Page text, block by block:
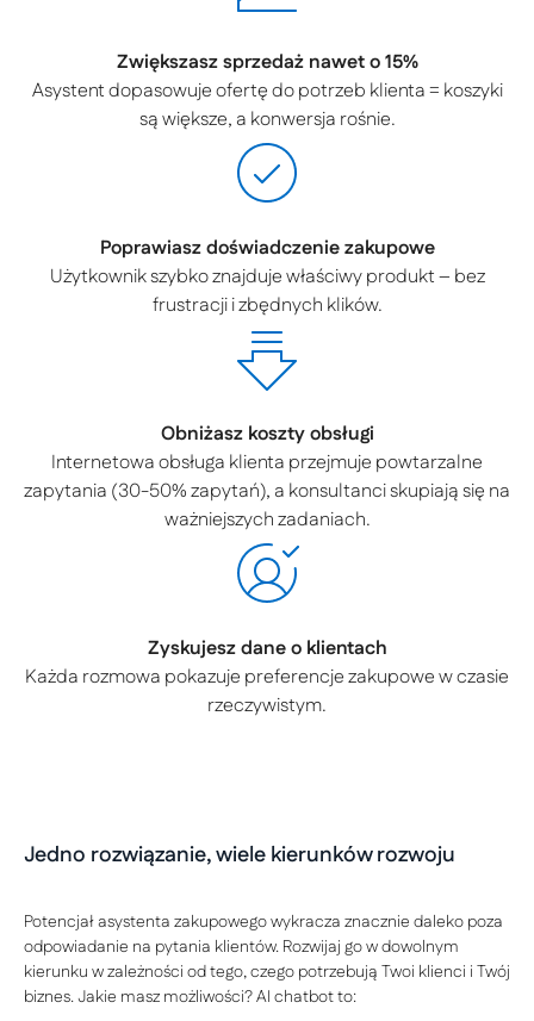
Zwiększasz sprzedaż nawet o 15%
Asystent dopasowuje ofertę do potrzeb klienta = koszyki
są większe, a konwersja rośnie.
Poprawiasz doświadczenie zakupowe
Użytkownik szybko znajduje właściwy produkt – bez
frustracji i zbędnych klików.
Obniżasz koszty obsługi
Internetowa obsługa klienta przejmuje powtarzalne
zapytania (30-50% zapytań), a konsultanci skupiają się na
ważniejszych zadaniach.
Zyskujesz dane o klientach
Każda rozmowa pokazuje preferencje zakupowe w czasie
rzeczywistym.
Jedno rozwiązanie, wiele kierunków rozwoju
Potencjał asystenta zakupowego wykracza znacznie daleko poza
odpowiadanie na pytania klientów. Rozwijaj go w dowolnym
kierunku w zależności od tego, czego potrzebują Twoi klienci i Twój
biznes. Jakie masz możliwości? AI chatbot to: